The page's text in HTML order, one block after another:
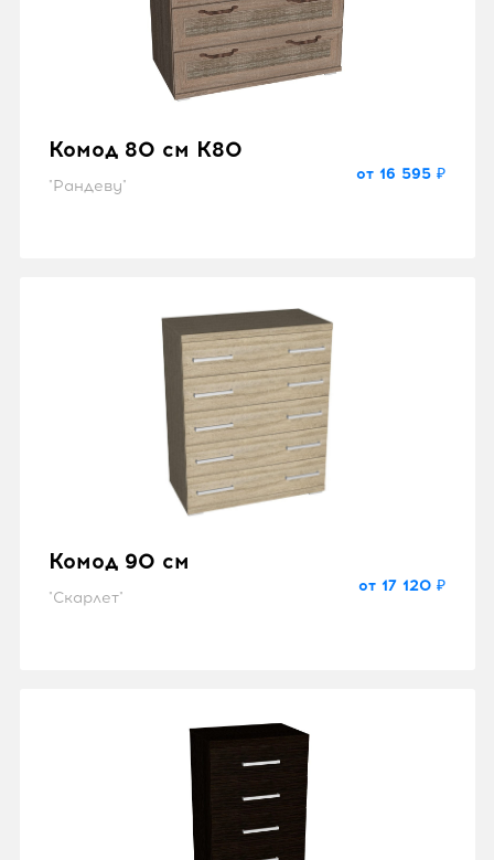
Комод 80 см K80
"Рандеву"
от 16 595 ₽
Комод 90 см
"Скарлет"
от 17 120 ₽